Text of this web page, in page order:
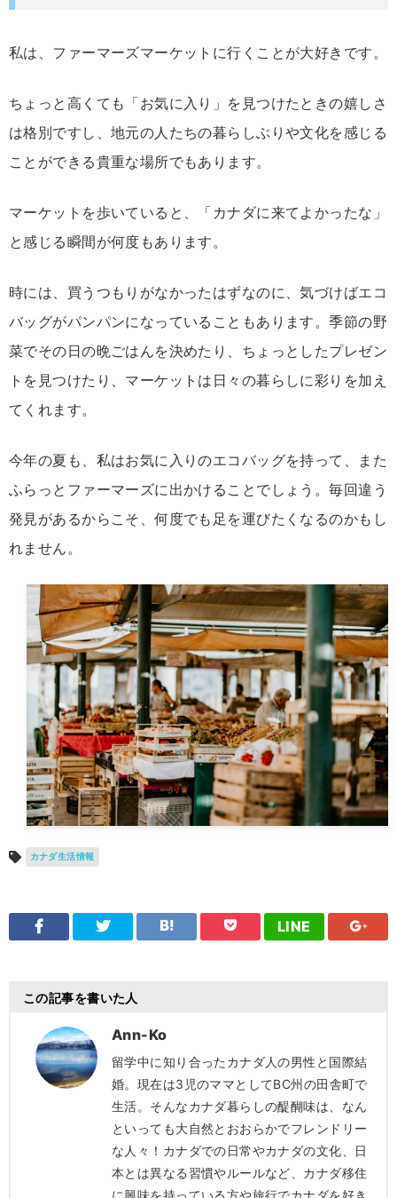
私は、 ファーマーズマーケット に行く こと が大好き です。
ちょっと 高 く て も「お気に入り」 を 見つけた ときの嬉し さ
は格別です し、 地元の 人 たちの暮らしぶりや文化を感じる
こと ができる貴重な場所でもあり ます。
マーケット を歩いて いる と、「 カナダに来て よ かっ たな」
と感じる瞬間が何度 もあり ます。
時には、 買う つもり がなかった はずなのに、気づけばエコ
バッグがパンパンに なっている こと もあり ます。季節の野
菜でその日の晩ごはんを決めたり、 ちょっとしたプレゼン
ト を 見つけたり、 マーケット は 日々 の暮らしに彩り を加 え
て く れます。
今年の夏 も、 私はお気に入りのエコ バッグを持って、
また
ふらっと ファーマーズに 出かける こと で しょう。毎回違う
発見があるから こそ、何度でも 足 を運びたく なるのかも し
れま せん。
カナダ生活情報
LINE
この記事を書いた人
Ann-Ko
留学中に知り合ったカナダ人の男性と国際結
婚。現在は3児のママとしてBC州の田舎町で
生活。そんなカナダ暮らしの醍醐味は、なん
といっても大自然とおおらかでフレンドリー
な人々！カナダでの日常やカナダの文化、日
本とは異なる習慣やルールなど、カナダ移住